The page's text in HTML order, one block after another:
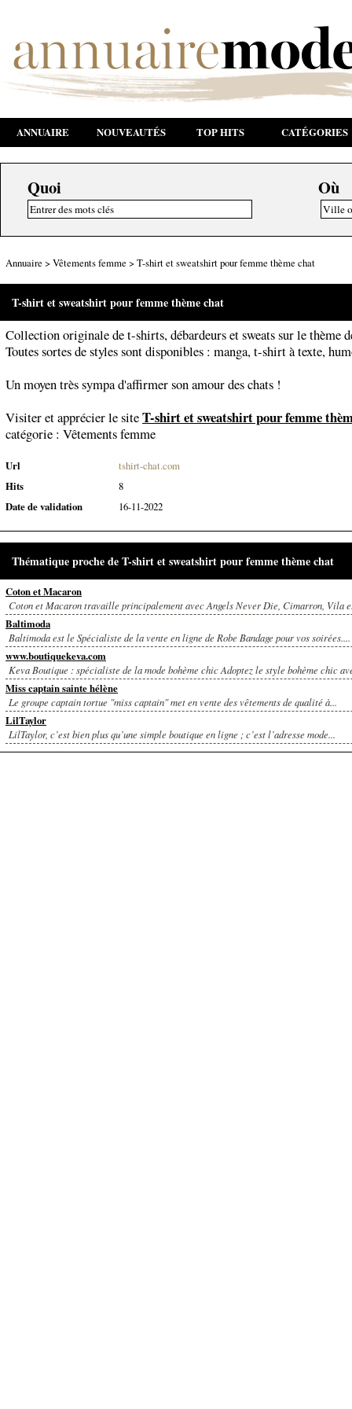
ANNUAIRE NOUVEAUTÉS TOP HITS CATÉGORIES
Quoi Où
Annuaire > Vêtements femme > T-shirt et sweatshirt pour femme thème chat
T-shirt et sweatshirt pour femme thème chat
Collection originale de t-shirts, débardeurs et sweats sur le thème
Toutes sortes de styles sont disponibles : manga, t-shirt à texte,
Un moyen très sympa d'affirmer son amour des chats !
Visiter et apprécier le siteT-shirt et sweatshirt pour femme
catégorie : Vêtements femme
Url
tshirt-chat.com
Hits
8
Date de validation
16-11-2022
Thématique proche de T-shirt et sweatshirt pour femme thème chat
Coton et Macaron
Coton et Macaron travaille principalement avec Angels Never Die, Cimarron, Vila
Baltimoda
Baltimoda est le Spécialiste de la vente en ligne de Robe Bandage pour vos soirées....
www.boutiquekeva.com
Keva Boutique : spécialiste de la mode bohème chic Adoptez le style bohème chic
Miss captain sainte hélène
Le groupe captain tortue "miss captain" met en vente des vêtements de qualité à...
LilTaylor
LilTaylor, c’est bien plus qu’une simple boutique en ligne ; c’est l’adresse mode...